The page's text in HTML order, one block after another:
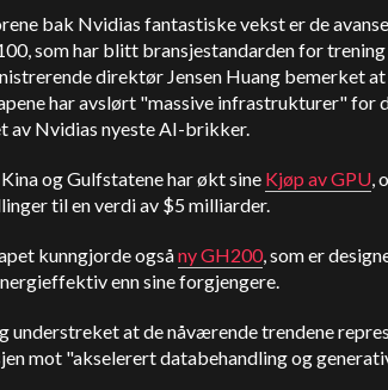
bak Nvidias fantastiske vekst er de
som har blitt bransjestandarden for
direktør Jensen Huang bemerket
har avslørt "massive infrastrukturer" for
av Nvidias nyeste AI-brikker.
og Gulfstatene har økt sine Kjøp av GPU,
til en verdi av $5 milliarder.
kunngjorde ogsåny GH200, som er
enn sine forgjengere.
understreket at de nåværende trendene
mot "akselerert databehandling og